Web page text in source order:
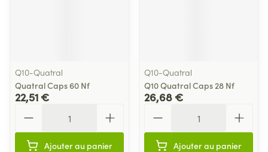
Q10-Quatral
Quatral Caps 60 Nf
22,51 €
Ajouter au panier
Q10-Quatral
Q10 Quatral Caps 28 Nf
26,68 €
Ajouter au panier